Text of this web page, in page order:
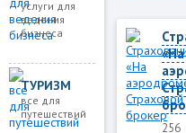
услуги для
ведения
бизнеса
ТУРИЗМ
все для
путешествий
«На
256